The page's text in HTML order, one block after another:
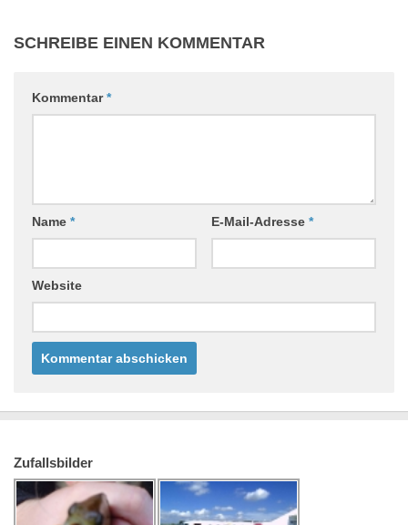
SCHREIBE EINEN KOMMENTAR
Kommentar*
Name * E-Mail-Adresse *
Website
Zufallsbilder